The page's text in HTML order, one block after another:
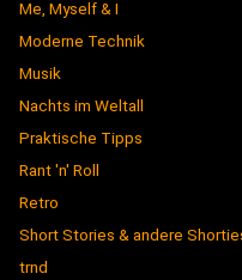
Me, Myself & I
Moderne Technik
Musik
Nachts im Weltall
Praktische Tipps
Rant 'n' Roll
Retro
Short Stories & andere
trnd